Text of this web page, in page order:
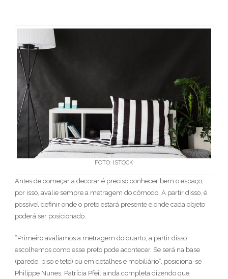
FOTO: ISTOCK
Antes de começar a decorar é preciso conhecer bem o espaço,
por isso, avalie sempre a metragem do cômodo. A partir disso, é
possível definir onde o preto estará presente e onde cada objeto
poderá ser posicionado.
“Primeiro avaliamos a metragem do quarto, a partir disso
escolhemos como esse preto pode acontecer. Se será na base
(parede, piso e teto) ou em detalhes e mobiliário”, posiciona-se
Philippe Nunes. Patrícia Pfeil ainda completa dizendo que